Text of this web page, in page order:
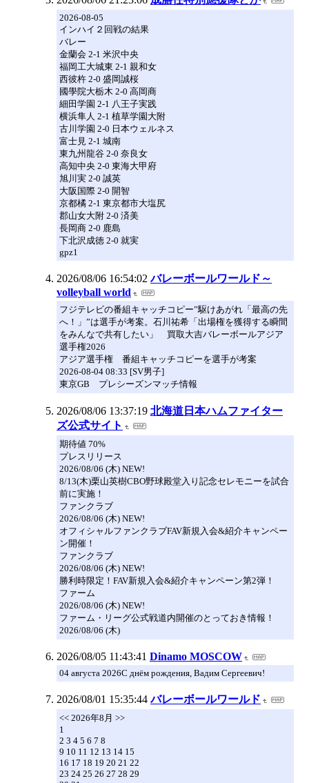
2026-08-05
インハイ２回戦の結果
バレー
金蘭会 2-1 米沢中央
福岡工大城東 2-1 親和女
西彼杵 2-0 盛岡誠桜
國學院大栃木 2-0 高岡商
細田学園 2-1 八王子実践
横浜隼人 2-1 植草学園大附
古川学園 2-0 日本ウェルネス
富士見 2-1 城南
東九州龍谷 2-0 奈良女
高知中央 2-0 東海大甲府
旭川実 2-0 誠英
大阪国際 2-0 開智
京都橘 2-1 東京都市大塩尻
郡山女大附 2-0 済美
長岡商 2-0 鹿島
下北沢成徳 2-0 就実
gpz1
2026/08/06 16:54:02 バレーボールワールド～
volleyball world
フジテレビの番組キャッチコピー”駆けあがれ「最高の先
へ！」”は選手が考案。石川祐希「出場権を獲得する瞬間
をみんなで共有したい」 買取大吉バレーボールアジア
選手権2026
アジア選手権 番組キャッチコピーを選手が考案
2026-08-04 08:33 [SV男子]
東京GB プレシーズンマッチ情報
2026/08/06 13:37:19 北海道日本ハムファイター
ズ公式サイト
期待値 70%
プレスリリース
2026/08/06 (木) NEW!
8/13(木)栗山英樹CBO野球殿堂入り記念セレモニーを試合
前に実施！
ファンクラブ
2026/08/06 (木) NEW!
オフィシャルファンクラブFAV新規入会&紹介キャンペー
ン開催！
ファンクラブ
2026/08/06 (木) NEW!
勝利時限定！FAV新規入会&紹介キャンペーン第2弾！
ファーム
2026/08/06 (木) NEW!
ファーム・リーグ公式戦道内開催のとっておき情報！
2026/08/06 (木)
2026/08/05 11:43:41 Dinamo MOSCOW
04 августа 2026С днём рождения, Вадим Сергеевич!
2026/08/01 15:35:44 バレーボールワールド
<< 2026年8月 >>
1
2 3 4 5 6 7 8
9 10 11 12 13 14 15
16 17 18 19 20 21 22
23 24 25 26 27 28 29